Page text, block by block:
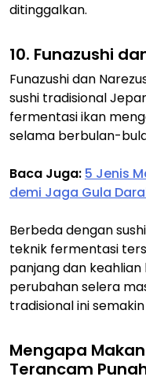
ditinggalkan.
10. Funazushi
Funazushi dan
sushi tradisional
fermentasi ikan
selama berbulan-
Baca Juga: 5 Jenis
demi Jaga Gula
Berbeda dengan
teknik fermentasi
panjang dan keahlian
perubahan selera
tradisional ini
Mengapa
Terancam